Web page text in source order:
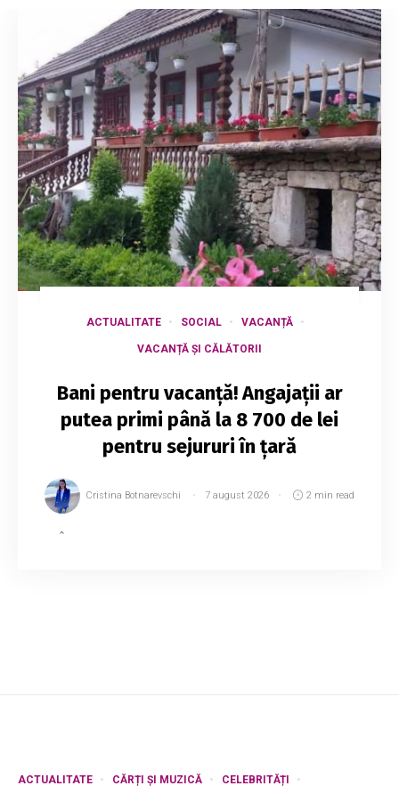
ACTUALITATE SOCIAL VACANȚĂ
VACANȚĂ ȘI CĂLĂTORII
Bani pentru vacanță! Angajații ar
putea primi până la 8 700 de lei
pentru sejururi în țară
Cristina Botnarevschi 7 august 2026 2 min read
ACTUALITATE CĂRȚI ȘI MUZICĂ CELEBRITĂȚI